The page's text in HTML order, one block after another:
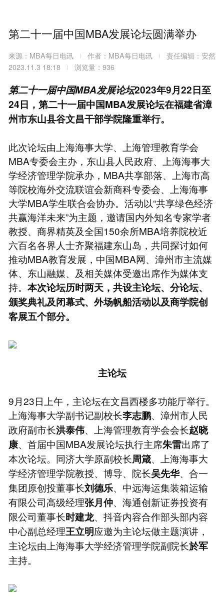
第二十一届中国MBA发展论坛圆满举办
来源：MBA每日电讯 作者：MBA每日电讯
责任编辑：安然
2023.11.3 18:18
浏览量：936
第二十一届中国MBA发展论坛2023年9月22日至
24日，第二十一届中国MBA发展论坛在福建省漳
州市东山县谷文昌干部学院隆重举行。
此次论坛由上海海事大学、上海管理教育学会
MBA专委会主办，东山县人民政府、上海海事大
学经济管理学院承办，MBA共享部落、上海市高
等院校海外交流联谊会新商科专委会、上海海事
大学MBA学生联合会协办。活动以“共享绿色经济
共赢海洋未来”为主题，邀请国内外知名专家学者
教授、商界精英及全国150余所MBA培养院校近
六百名各界人士齐聚福建东山岛，共同探讨如何
推动MBA教育发展，中国MBA网、漳州市主流媒
体、东山融媒、及相关媒体受邀出席作为媒体支
持。 本次论坛历时两天，共设主论坛、分论坛、
颁奖典礼及闭幕式、外场帆船活动以及商学院创
客展五个部分。
主论坛
9月23日上午，主论坛在文昌西楼多功能厅举行。
上海海事大学副书记副校长李志鹏、漳州市人民
政府副市长洪泰伟、上海管理教育学会会长赵晓
康、首届中国MBA发展论坛执行主席朱雷出席了
本次论坛。同济大学原副校长周箴、上海海事大
学经济管理学院教授、博导、院长吴先华、合一
集团原创投董事长刘德乐、中远海运集装箱运输
有限公司高级经理张月仲、海通创新证券投资有
限公司董事长时建龙、抖音内容合作部头部内容
中心副总经理王立明应邀为主论坛做主题演讲，
主论坛由上海海事大学经济管理学院副院长於军
主持。